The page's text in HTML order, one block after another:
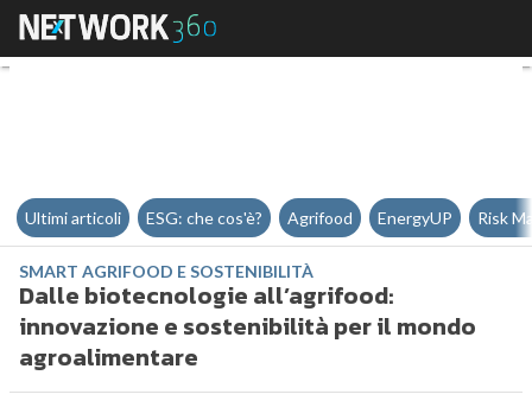
Dalle biotecnologie
Ultimi articoli ESG: che cos'è? Agrifood EnergyUP Risk
SMART AGRIFOOD E SOSTENIBILITÀ
Dalle biotecnologie all’agrifood:
innovazione e sostenibilità per il mondo
agroalimentare